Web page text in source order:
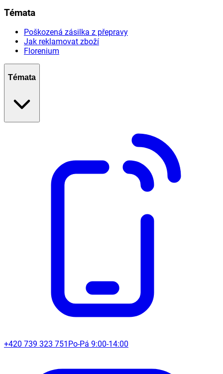
Témata
Poškozená zásilka z přepravy
Jak reklamovat zboží
Florenium
Témata
+420 739 323 751 Po-Pá 9:00-14:00